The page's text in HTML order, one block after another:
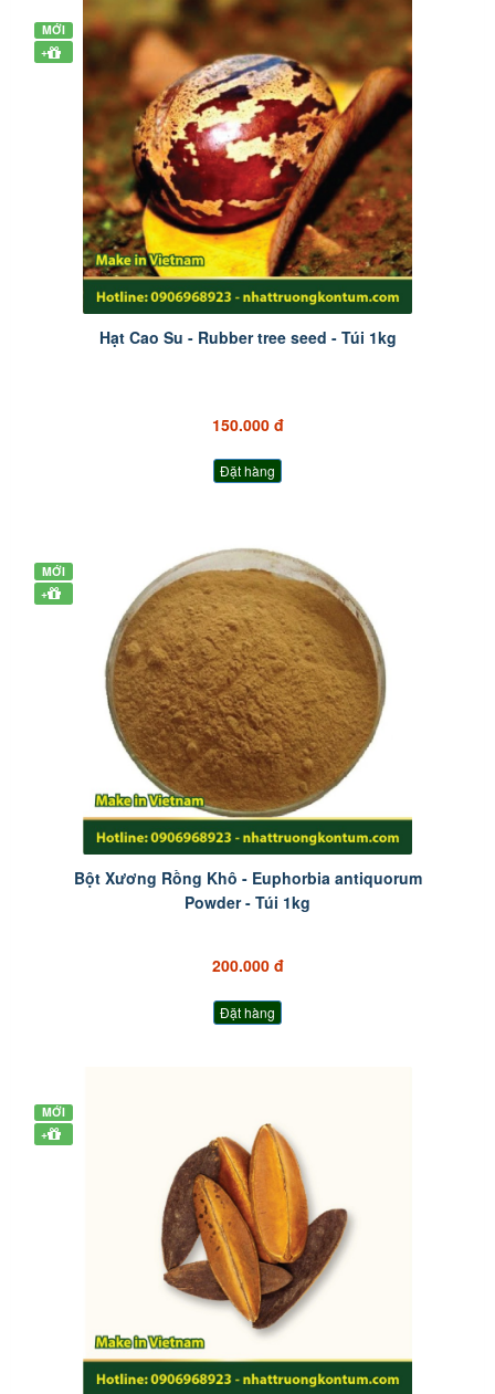
MỚI
+
Hạt Cao Su - Rubber tree seed - Túi 1kg
150.000 đ
Đặt hàng
MỚI
+
Bột Xương Rồng Khô - Euphorbia antiquorum
Powder - Túi 1kg
200.000 đ
Đặt hàng
MỚI
+